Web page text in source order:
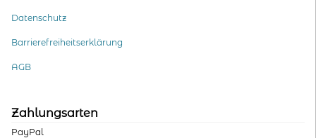
Datenschutz
Barrierefreiheitserklärung
AGB
Zahlungsarten
PayPal